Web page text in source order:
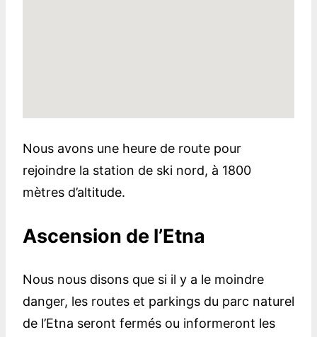
Nous avons une heure de route pour
rejoindre la station de ski nord, à 1800
mètres d’altitude.
Ascension de l’Etna
Nous nous disons que si il y a le moindre
danger, les routes et parkings du parc naturel
de l’Etna seront fermés ou informeront les